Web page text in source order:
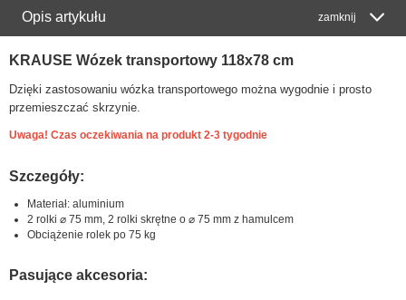
Opis artykułu zamknij
KRAUSE Wózek transportowy 118x78 cm
Dzięki zastosowaniu wózka transportowego można wygodnie i prosto
przemieszczać skrzynie.
Uwaga! Czas oczekiwania na produkt 2-3 tygodnie
Szczegóły:
Materiał: aluminium
2 rolki ⌀ 75 mm, 2 rolki skrętne o ⌀ 75 mm z hamulcem
Obciążenie rolek po 75 kg
Pasujące akcesoria: